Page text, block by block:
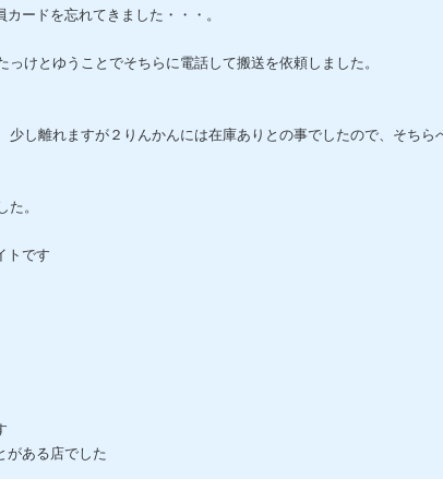
ードを忘れてきました・・・。
けとゆうことでそちらに電話して搬送を依頼しました。
少し離れますが２りんかんには在庫ありとの事でしたので、そちら
。
トです
がある店でした